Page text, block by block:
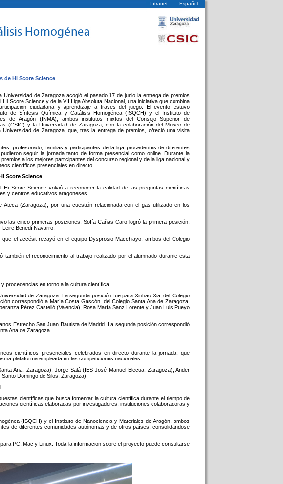
Intranet Español
de Hi Score Science
Universidad de Zaragoza acogió el pasado 17 de junio la entrega de premios
Hi Score Science y de la VII Liga Absoluta Nacional, una iniciativa que combina
ciudadana y aprendizaje a través del juego. El evento estuvo
de Síntesis Química y Catálisis Homogénea (ISQCH) y el Instituto de
de Aragón (INMA), ambos institutos mixtos del Consejo Superior de
(CSIC) y la Universidad de Zaragoza, con la colaboración del Museo de
Universidad de Zaragoza, que, tras la entrega de premios, ofreció una visita
profesorado, familias y participantes de la liga procedentes de diferentes
seguir la jornada tanto de forma presencial como online. Durante la
a los mejores participantes del concurso regional y de la liga nacional y
científicos presenciales en directo.
Score Science
Hi Score Science volvió a reconocer la calidad de las preguntas científicas
y centros educativos aragoneses.
(Zaragoza), por una cuestión relacionada con el gas utilizado en los
las cinco primeras posiciones. Sofía Cañas Caro logró la primera posición,
Leire Benedí Navarro.
el accésit recayó en el equipo Dysprosio Macchiayo, ambos del Colegio
el reconocimiento al trabajo realizado por el alumnado durante esta
procedencias en torno a la cultura científica.
de Zaragoza. La segunda posición fue para Xinhao Xia, del Colegio
correspondió a María Costa Gascón, del Colegio Santa Ana de Zaragoza.
Pérez Castelló (Valencia), Rosa María Sanz Lorente y Juan Luis Pueyo
Estrecho San Juan Bautista de Madrid. La segunda posición correspondió
Ana de Zaragoza.
científicos presenciales celebrados en directo durante la jornada, que
plataforma empleada en las competiciones nacionales.
Ana, Zaragoza), Jorge Salá (IES José Manuel Blecua, Zaragoza), Ander
Domingo de Silos, Zaragoza).
científicas que busca fomentar la cultura científica durante el tiempo de
científicas elaboradas por investigadores, instituciones colaboradoras y
(ISQCH) y el Instituto de Nanociencia y Materiales de Aragón, ambos
de diferentes comunidades autónomas y de otros países, consolidándose
PC, Mac y Linux. Toda la información sobre el proyecto puede consultarse